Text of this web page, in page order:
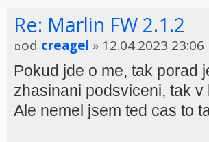
Re: Marlin FW 2.1.2
od creagel » 12.04.2023 23:06
Pokud jde o me, tak porad
zhasinani podsviceni, tak
Ale nemel jsem ted cas to